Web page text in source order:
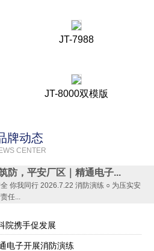
JT-7988
JT-8000双模版
牌动态
CENTER
防，平安厂区｜精通电子...
你我同行 2026.7.22 消防演练 ○ 为压实安
任...
院携手促发展
电子开展消防演练